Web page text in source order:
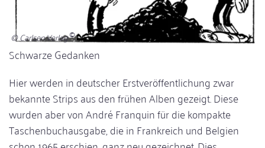
© Carlsen Verlag
Schwarze Gedanken
Hier werden in deutscher Erstveröffentlichung zwar
bekannte Strips aus den frühen Alben gezeigt. Diese
wurden aber von André Franquin für die kompakte
Taschenbuchausgabe, die in Frankreich und Belgien